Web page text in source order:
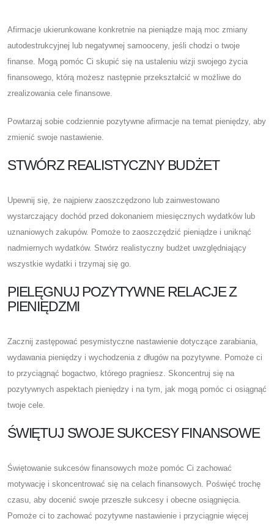
Afirmacje ukierunkowane konkretnie na pieniądze mają moc zmiany
autodestrukcyjnej lub negatywnej samooceny, jeśli chodzi o twoje
finanse. Mogą pomóc Ci skupić się na ustaleniu wizji swojego życia
finansowego, którą możesz następnie przekształcić w możliwe do
zrealizowania cele finansowe.
Powtarzaj sobie codziennie pozytywne afirmacje na temat pieniędzy, aby
zmienić swoje nastawienie.
STWÓRZ REALISTYCZNY BUDŻET
Upewnij się, że najpierw zaoszczędzono lub zainwestowano
wystarczający dochód przed dokonaniem miesięcznych wydatków lub
uznaniowych zakupów. Pomoże to zaoszczędzić pieniądze i uniknąć
nadmiernych wydatków. Stwórz realistyczny budżet uwzględniający
wszystkie wydatki i trzymaj się go.
PIELĘGNUJ POZYTYWNE RELACJE Z
PIENIĘDZMI
Zacznij zastępować pesymistyczne nastawienie dotyczące zarabiania,
wydawania pieniędzy i wychodzenia z długów na pozytywne. Pomoże ci
to przyciągnąć bogactwo, którego pragniesz. Skoncentruj się na
pozytywnych aspektach pieniędzy i na tym, jak mogą pomóc ci osiągnąć
twoje cele.
ŚWIĘTUJ SWOJE SUKCESY FINANSOWE
Świętowanie sukcesów finansowych może pomóc Ci zachować
motywację i skoncentrować się na celach finansowych. Poświęć trochę
czasu, aby docenić swoje przeszłe sukcesy i obecne osiągnięcia.
Pomoże ci to zachować pozytywne nastawienie i przyciągnie więcej